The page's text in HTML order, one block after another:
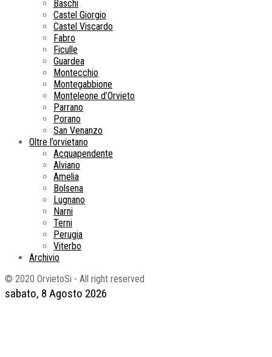
sabato, 8 Agosto 2026
Baschi
Castel Giorgio
Castel Viscardo
Fabro
Ficulle
Guardea
Montecchio
Montegabbione
Monteleone d’Orvieto
Parrano
Porano
San Venanzo
Oltre l’orvietano
Acquapendente
Alviano
Amelia
Bolsena
Lugnano
Narni
Terni
Perugia
Viterbo
Archivio
© 2020 OrvietoSi - All right reserved